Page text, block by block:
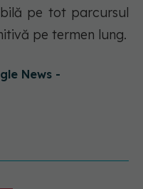
pe tot parcursul
pe termen lung.
News -